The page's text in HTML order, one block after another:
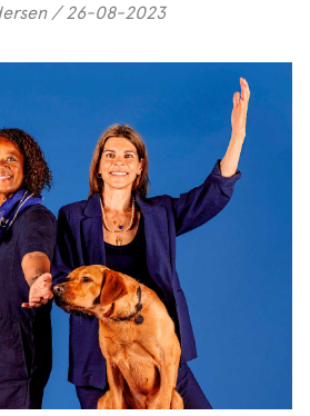
/ 26-08-2023